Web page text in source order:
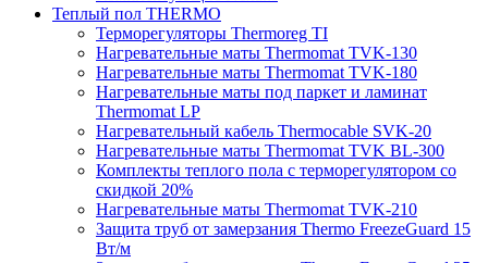
Теплый пол THERMO
Терморегуляторы Thermoreg TI
Нагревательные маты Thermomat TVK-130
Нагревательные маты Thermomat TVK-180
Нагревательные маты под паркет и ламинат
Thermomat LP
Нагревательный кабель Thermocable SVK-20
Нагревательные маты Thermomat TVK BL-300
Комплекты теплого пола с терморегулятором со
скидкой 20%
Нагревательные маты Thermomat TVK-210
Защита труб от замерзания Thermo FreezeGuard 15
Вт/м